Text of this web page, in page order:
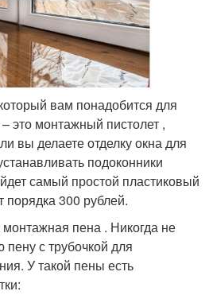
вам понадобится для
это монтажный пистолет ,
вы делаете отделку окна для
подоконники
самый простой пластиковый
порядка 300 рублей.
пена . Никогда не
с трубочкой для
У такой пены есть